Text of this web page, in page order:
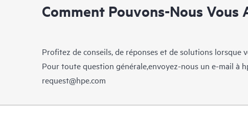
Comment Pouvons-Nous Vous
Profitez de conseils, de réponses et de solutions lorsque
Pour toute question générale,envoyez-nous un e-mail à
request@hpe.com